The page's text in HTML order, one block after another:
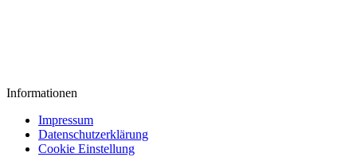
Informationen
Impressum
Datenschutzerklärung
Cookie Einstellung